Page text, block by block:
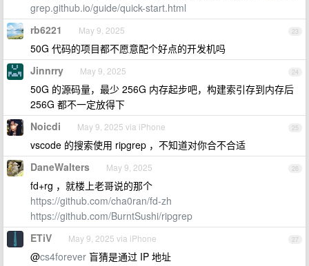
grep.github.io/guide/quick-start.html
23
rb6221 May 9, 2025
50G 代码的项目都不愿意配个好点的开发机吗
24
Jinnrry May 9, 2025
50G 的源码量，最少 256G 内存起步吧，构建索引存到内存后
256G 都不一定放得下
25
Noicdi May 9, 2025 via iPhone
vscode 的搜索使用 ripgrep ，不知道对你合不合适
26
DaneWalters May 9, 2025
fd+rg ，就楼上老哥说的那个
https://github.com/cha0ran/fd-zh
https://github.com/BurntSushi/ripgrep
27
ETiV May 9, 2025 via iPhone
@cs4forever 盲猜是通过 IP 地址